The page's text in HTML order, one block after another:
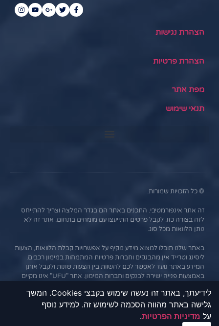
הצהרת נגישות
הצהרת פרטיות
מפת אתר
תנאי שימוש
© כל הזכויות שמורות.
זה אתר אינפורמטיבי. התכנים באתר הם בגדר המלצה וצריך להתייחס
לזה בצורה כזו. לקבל פרטים התייעצו עם מומחים בתחום. אתר זה לא
נותן הלוואות מכל סוג.
באתר שלנו תוכלו למצוא מידע מקיף על אפשרויות קבלת הלוואות, הצעות
ליסינג וטרייד אין מהבנקים וחברות פרטיות המתמחות במימון רכבים.
המידע באתר נועד לאפשר לכם להשוות בין הצעות שונות ולקבל אותן
באמצעות פנייה ישירה לבנקים וחברות המימון. אתר "UFU" אינו מקיים
לגולשים בלבד. חשוב לציין כי אי עמידה בתנאי ההלוואה או בהחזר
האשראי עלול לגרור חיוב בריבית פיגורים והליכי הוצאה לפועל.
לידיעתך, באתר זה נעשה שימוש בקבצי Cookies. המשך
גלישה באתר מהווה הסכמה לשימוש זה. למידע נוסף
על מדיניות הפרטיות.